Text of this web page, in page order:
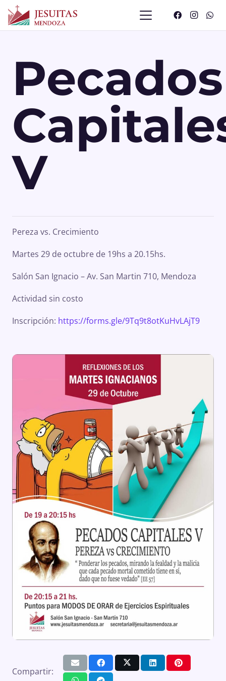
Pecados
V
Pereza vs. Crecimiento
Martes 29 de octubre de 19hs a 20.15hs.
Salón San Ignacio – Av. San Martin 710, Mendoza
Actividad sin costo
Inscripción: https://forms.gle/9Tq9t8otKuHvLAjT9
Compartir: